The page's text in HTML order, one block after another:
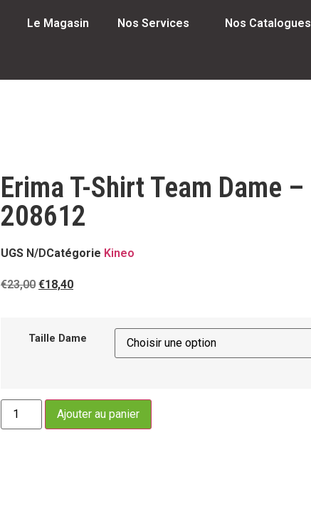
Le Magasin Nos Services Nos Catalogues
Erima T-Shirt Team Dame –
208612
UGS N/DCatégorie Kineo
€23,00 €18,40
Taille Dame
Ajouter au panier